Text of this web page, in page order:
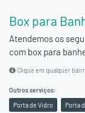
Box para
Atendemos os
com box para
Clique em qualquer
Outros serviços:
Porta de Vidro
Porta